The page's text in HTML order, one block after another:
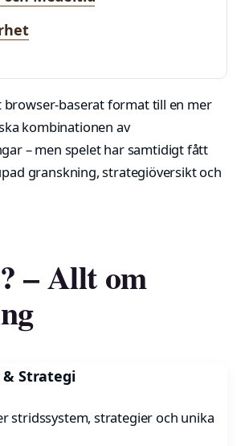
browser-baserat format till en mer
kombinationen av
– men spelet har samtidigt fått
granskning, strategiöversikt och
– Allt om
& Strategi
stridssystem, strategier och unika